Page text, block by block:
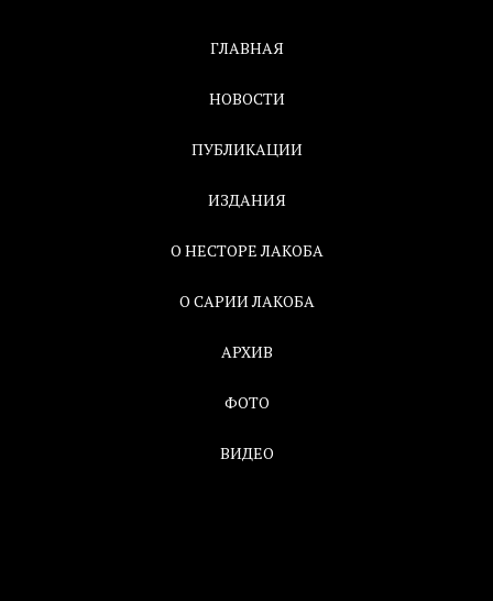
ГЛАВНАЯ
НОВОСТИ
ПУБЛИКАЦИИ
ИЗДАНИЯ
О НЕСТОРЕ ЛАКОБА
О САРИИ ЛАКОБА
АРХИВ
ФОТО
ВИДЕО